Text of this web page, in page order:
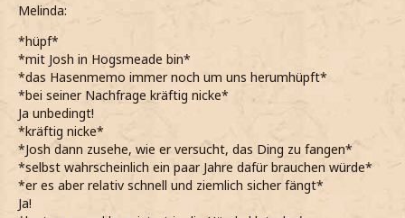
Melinda:
*hüpf*
*mit Josh in Hogsmeade bin*
*das Hasenmemo immer noch um uns herumhüpft*
*bei seiner Nachfrage kräftig nicke*
Ja unbedingt!
*kräftig nicke*
*Josh dann zusehe, wie er versucht, das Ding zu fangen*
*selbst wahrscheinlich ein paar Jahre dafür brauchen würde*
*er es aber relativ schnell und ziemlich sicher fängt*
Ja!